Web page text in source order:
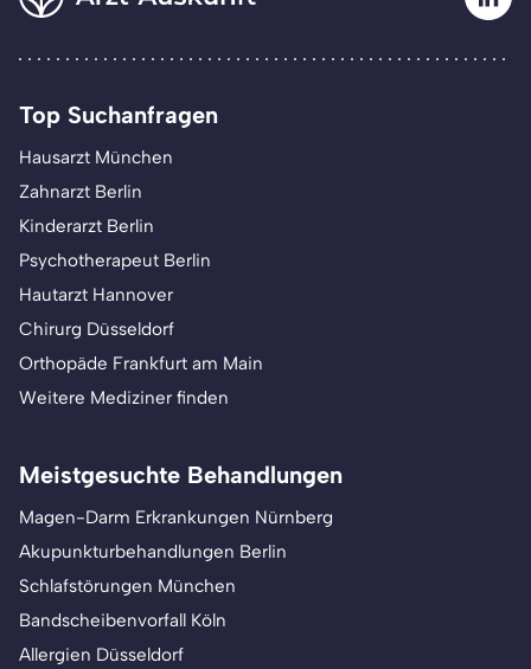
Top Suchanfragen
Hausarzt München
Zahnarzt Berlin
Kinderarzt Berlin
Psychotherapeut Berlin
Hautarzt Hannover
Chirurg Düsseldorf
Orthopäde Frankfurt am Main
Weitere Mediziner finden
Meistgesuchte Behandlungen
Magen-Darm Erkrankungen Nürnberg
Akupunkturbehandlungen Berlin
Schlafstörungen München
Bandscheibenvorfall Köln
Allergien Düsseldorf